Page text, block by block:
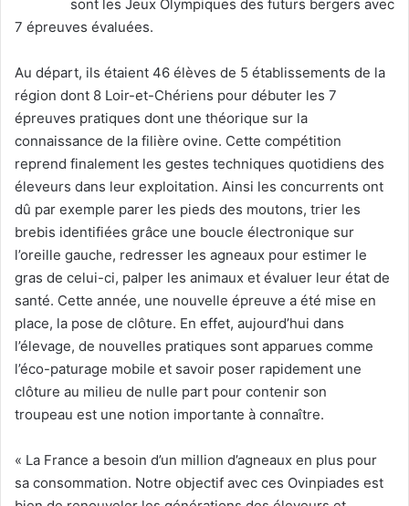
sont les Jeux Olympiques des futurs bergers avec
7 épreuves évaluées.
Au départ, ils étaient 46 élèves de 5 établissements de la
région dont 8 Loir-et-Chériens pour débuter les 7
épreuves pratiques dont une théorique sur la
connaissance de la filière ovine. Cette compétition
reprend finalement les gestes techniques quotidiens des
éleveurs dans leur exploitation. Ainsi les concurrents ont
dû par exemple parer les pieds des moutons, trier les
brebis identifiées grâce une boucle électronique sur
l’oreille gauche, redresser les agneaux pour estimer le
gras de celui-ci, palper les animaux et évaluer leur état de
santé. Cette année, une nouvelle épreuve a été mise en
place, la pose de clôture. En effet, aujourd’hui dans
l’élevage, de nouvelles pratiques sont apparues comme
l’éco-paturage mobile et savoir poser rapidement une
clôture au milieu de nulle part pour contenir son
troupeau est une notion importante à connaître.
« La France a besoin d’un million d’agneaux en plus pour
sa consommation. Notre objectif avec ces Ovinpiades est